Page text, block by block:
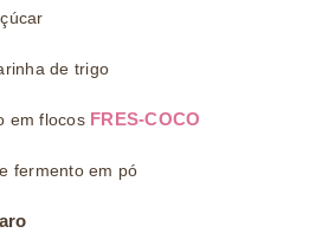
de trigo
em flocos FRES-COCO
fermento em pó